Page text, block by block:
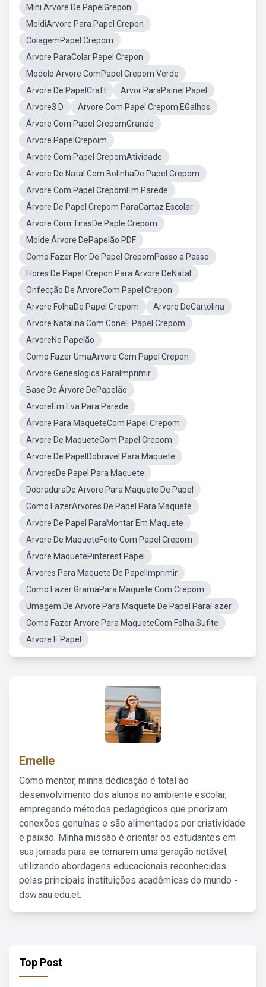
Mini Arvore De PapelGrepon
MoldiArvore Para Papel Crepon
ColagemPapel Crepom
Arvore ParaColar Papel Crepon
Modelo Arvore ComPapel Crepom Verde
Arvore De PapelCraft
Arvor ParaPainel Papel
Arvore3 D
Arvore Com Papel Crepom EGalhos
Árvore Com Papel CrepomGrande
Arvore PapelCrepoim
Arvore Com Papel CrepomAtividade
Arvore De Natal Com BolinhaDe Papel Crepom
Arvore Com Papel CrepomEm Parede
Árvore De Papel Crepom ParaCartaz Escolar
Arvore Com TirasDe Paple Crepom
Molde Árvore DePapelão PDF
Como Fazer Flor De Papel CrepomPasso a Passo
Flores De Papel Crepon Para Arvore DeNatal
Onfecção De ArvoreCom Papel Crepon
Arvore FolhaDe Papel Crepom
Arvore DeCartolina
Arvore Natalina Com ConeE Papel Crepom
ArvoreNo Papelão
Como Fazer UmaArvore Com Papel Crepon
Arvore Genealogica ParaImprimir
Base De Árvore DePapelão
ArvoreEm Eva Para Parede
Árvore Para MaqueteCom Papel Crepom
Arvore De MaqueteCom Papel Crepom
Arvore De PapelDobravel Para Maquete
ÁrvoresDe Papel Para Maquete
DobraduraDe Arvore Para Maquete De Papel
Como FazerArvores De Papel Para Maquete
Arvore De Papel ParaMontar Em Maquete
Arvore De MaqueteFeito Com Papel Crepom
Árvore MaquetePinterest Papel
Árvores Para Maquete De PapelImprimir
Como Fazer GramaPara Maquete Com Crepom
Umagem De Arvore Para Maquete De Papel ParaFazer
Como Fazer Arvore Para MaqueteCom Folha Sufite
Arvore E Papel
Emelie
Como mentor, minha dedicação é total ao
desenvolvimento dos alunos no ambiente escolar,
empregando métodos pedagógicos que priorizam
conexões genuínas e são alimentados por criatividade
e paixão. Minha missão é orientar os estudantes em
sua jornada para se tornarem uma geração notável,
utilizando abordagens educacionais reconhecidas
pelas principais instituições acadêmicas do mundo -
dsw.aau.edu.et.
Top Post